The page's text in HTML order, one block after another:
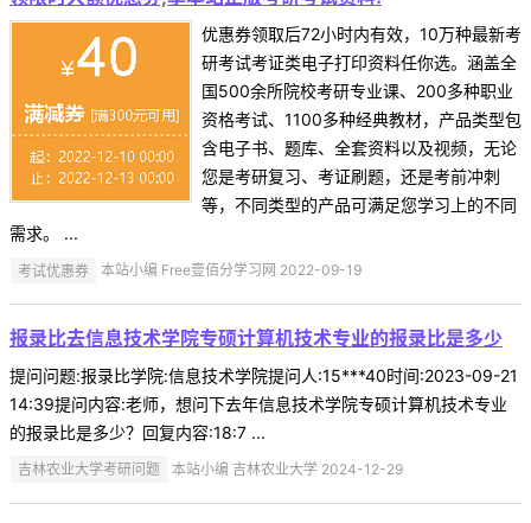
优惠券领取后72小时内有效，10万种最新考
研考试考证类电子打印资料任你选。涵盖全
国500余所院校考研专业课、200多种职业
资格考试、1100多种经典教材，产品类型包
含电子书、题库、全套资料以及视频，无论
您是考研复习、考证刷题，还是考前冲刺
等，不同类型的产品可满足您学习上的不同
需求。 ...
考试优惠券 本站小编 Free壹佰分学习网 2022-09-19
报录比去信息技术学院专硕计算机技术专业的报录比是多少
提问问题:报录比学院:信息技术学院提问人:15***40时间:2023-09-21
14:39提问内容:老师，想问下去年信息技术学院专硕计算机技术专业
的报录比是多少？回复内容:18:7 ...
吉林农业大学考研问题 本站小编 吉林农业大学 2024-12-29